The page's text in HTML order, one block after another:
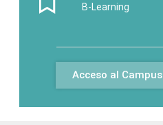
B-Learning
Acceso al Campus